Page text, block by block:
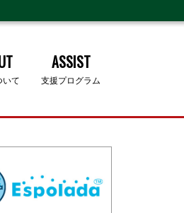
いて
ASSIST
支援プログラム